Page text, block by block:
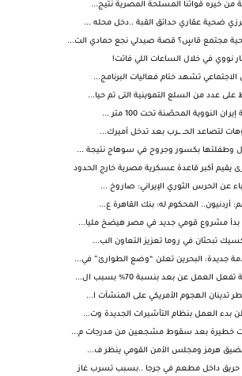
من خيره قواتنا المسلحة المصرية نتيج...
ضحية عقاري حدائق القبة ..دخل محله ...
مجتمع قاسٍ؟ قصة صيدلي نجع حمادي الت...
نووي في خلال الساعات اللي فاتت!
الاجتماعي تشهد ختام فعاليات البرنامج...
عدد من السلع التموينية التى تم حيا...
النووية المحصّنة تحت 100 متر ...
لتصاعد الحــ ـــرب بعد تدخل أميرك...
وطفلتها بكسور وجروح في سوهاج نتيجة ...
يقيم أكبر قاعدة عسكرية مصرية خارج الحدود
عن الحرس الثوري الإيراني: صاروخ ...
أردنيون.. المحكوم له: بنك القاهرة ع...
بدأ مشروع قومي جديد في مصر هيضخ مليا...
تبحثان في روما تعزيز التعاون الب...
جديدة: البحرين تعلن “وضع الطوارئ” في...
العمل عن بعد بنسبة 70% بسبب ال...
تدينان الهجوم الأمريكي على المنشآت ا...
بدء العمل بنظام التأشيرات الجديدة وت...
خطيرة بعد سقوط مشجعين من مدرجات م...
مضيق هرمز ومجلس الأمن القومي ينظر ف...
حريق داخل مطعم في جرجا ..بسبب تسرب غاز